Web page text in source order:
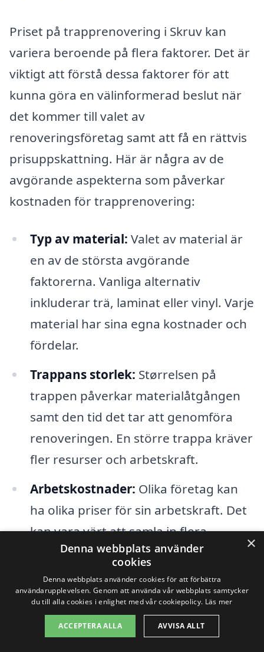
Priset på trapprenovering i Skruv kan
variera beroende på flera faktorer. Det är
viktigt att förstå dessa faktorer för att
kunna göra en välinformerad beslut när
det kommer till valet av
renoveringsföretag samt att få en rättvis
prisuppskattning. Här är några av de
avgörande aspekterna som påverkar
kostnaden för trapprenovering:
Typ av material: Valet av material är
en av de största avgörande
faktorerna. Vanliga alternativ
inkluderar trä, laminat eller vinyl. Varje
material har sina egna kostnader och
fördelar.
Trappans storlek: Størrelsen på
trappen påverkar materialåtgången
samt den tid det tar att genomföra
renoveringen. En större trappa kräver
fler resurser och arbetskraft.
Arbetskostnader: Olika företag kan
ha olika priser för sin arbetskraft. Det
kan vara värt att samla in flera
offerter för att jämföra priserna.
Eventuella reparationer:Om trappen
har skador som behöver åtgärdas
innan renoveringen kan detta öka den
×
Denna webbplats använder
cookies
Denna webbplats använder cookies för att förbättra
användarupplevelsen. Genom att använda vår webbplats samtycker
du till alla cookies i enlighet med vår cookiepolicy. Läs mer
ACCEPTERA ALLA AVVISA ALLT